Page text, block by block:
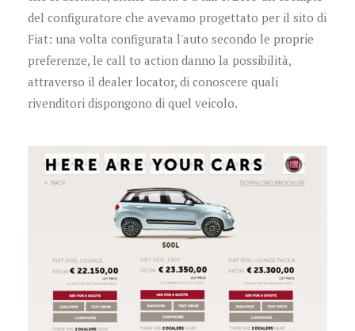
del configuratore che avevamo progettato per il sito di
Fiat: una volta configurata l'auto secondo le proprie
preferenze, le call to action danno la possibilità,
attraverso il dealer locator, di conoscere quali
rivenditori dispongono di quel veicolo.